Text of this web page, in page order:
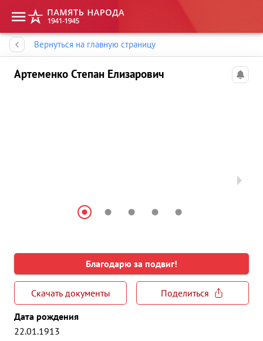
Вернуться на главную страницу
Артеменко Степан Елизарович
Благодарю за подвиг!
Скачать документы
Поделиться
Дата рождения
22.01.1913
Память народа